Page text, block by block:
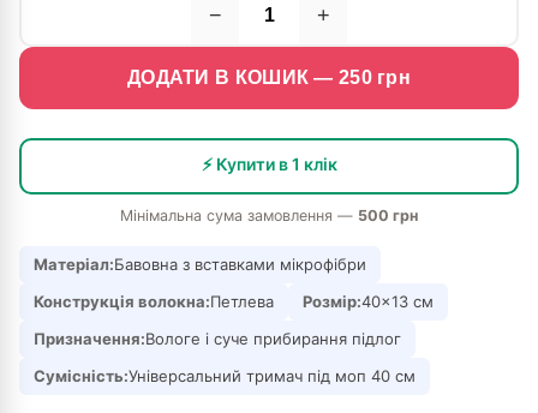
− +
ДОДАТИ В КОШИК — 250грн
⚡ Купити в 1 клік
Мінімальна сума замовлення — 500 грн
Матеріал:Бавовна з вставками мікрофібри
Конструкція волокна:Петлева Розмір:40×13 см
Призначення:Вологе і суче прибирання підлог
Сумісність:Універсальний тримач під моп 40 см